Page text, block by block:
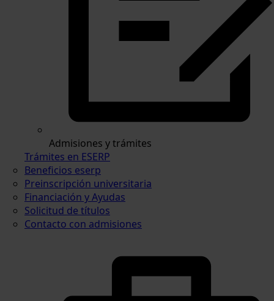
Admisiones y trámites
Trámites en ESERP
Beneficios eserp
Preinscripción universitaria
Financiación y Ayudas
Solicitud de títulos
Contacto con admisiones